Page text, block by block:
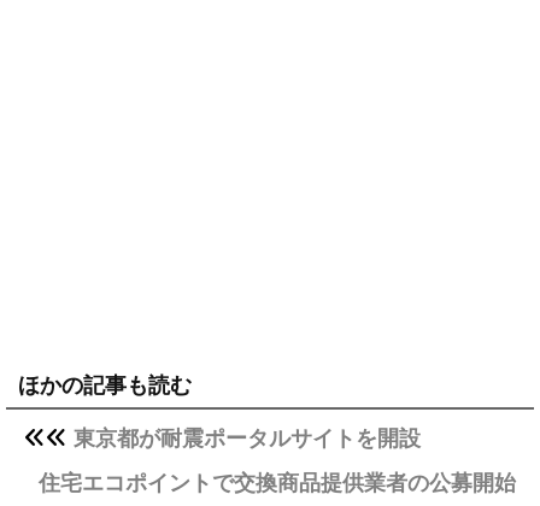
ほかの記事も読む
東京都が耐震ポータルサイトを開設
住宅エコポイントで交換商品提供業者の公募開始